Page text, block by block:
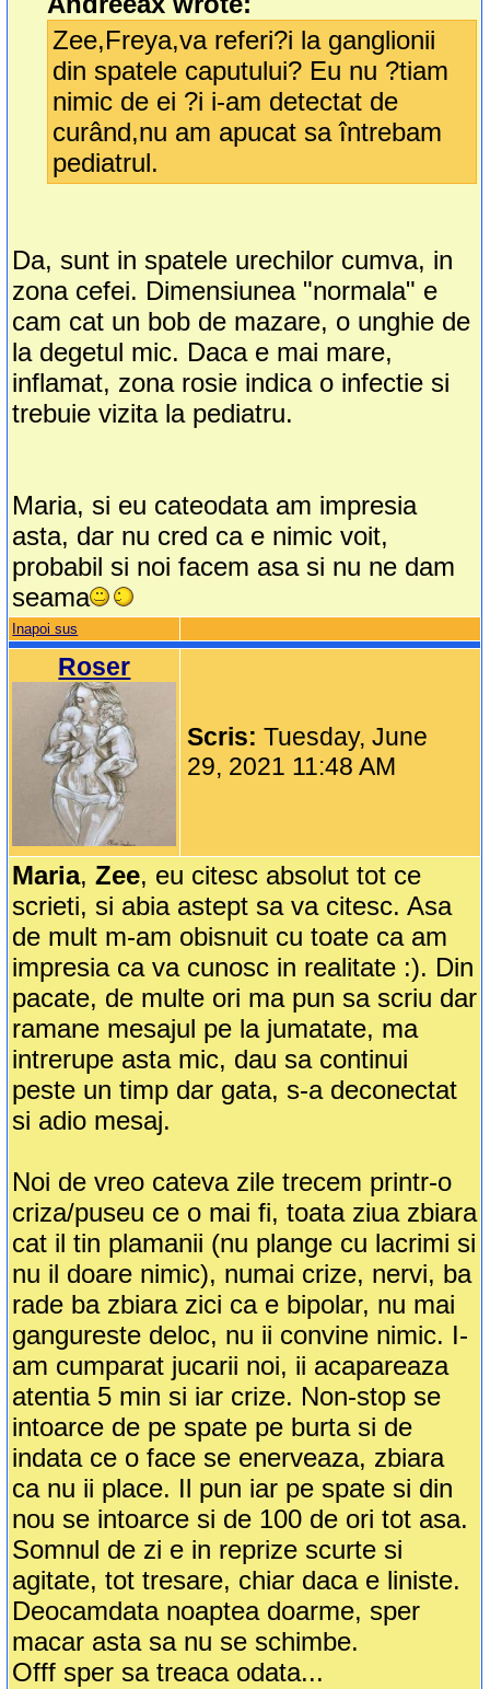
Zee,Freya,va referi?i la ganglionii
din spatele caputului? Eu nu ?tiam
nimic de ei ?i i-am detectat de
curând,nu am apucat sa întrebam
pediatrul.
Da, sunt in spatele urechilor cumva, in
zona cefei. Dimensiunea "normala" e
cam cat un bob de mazare, o unghie de
la degetul mic. Daca e mai mare,
inflamat, zona rosie indica o infectie si
trebuie vizita la pediatru.
Maria, si eu cateodata am impresia
asta, dar nu cred ca e nimic voit,
probabil si noi facem asa si nu ne dam
seama
Inapoi sus
Roser
Scris:Tuesday, June
29, 2021 11:48 AM
Maria,Zee, eu citesc absolut tot ce
scrieti, si abia astept sa va citesc. Asa
de mult m-am obisnuit cu toate ca am
impresia ca va cunosc in realitate :). Din
pacate, de multe ori ma pun sa scriu dar
ramane mesajul pe la jumatate, ma
intrerupe asta mic, dau sa continui
peste un timp dar gata, s-a deconectat
si adio mesaj.
Noi de vreo cateva zile trecem printr-o
criza/puseu ce o mai fi, toata ziua zbiara
cat il tin plamanii (nu plange cu lacrimi si
nu il doare nimic), numai crize, nervi, ba
rade ba zbiara zici ca e bipolar, nu mai
gangureste deloc, nu ii convine nimic. I-
am cumparat jucarii noi, ii acapareaza
atentia 5 min si iar crize. Non-stop se
intoarce de pe spate pe burta si de
indata ce o face se enerveaza, zbiara
ca nu ii place. Il pun iar pe spate si din
nou se intoarce si de 100 de ori tot asa.
Somnul de zi e in reprize scurte si
agitate, tot tresare, chiar daca e liniste.
Deocamdata noaptea doarme, sper
macar asta sa nu se schimbe.
Offf sper sa treaca odata...